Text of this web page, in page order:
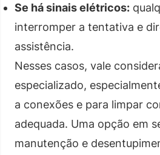
Se há sinais elétricos:
interromper a tentativa e
assistência.
Nesses casos, vale
especializado,
a conexões e para limpar
adequada. Uma opção em
manutenção e